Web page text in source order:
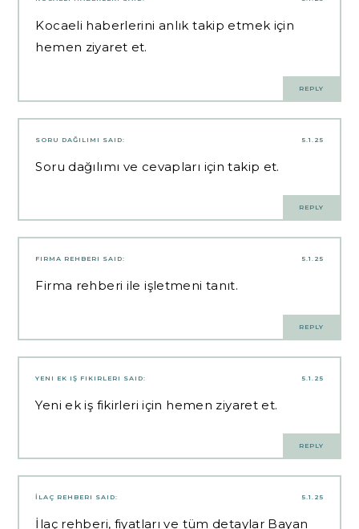
Kocaeli haberlerini anlık takip etmek için
hemen ziyaret et.
REPLY
5.1.25
SORU DAĞILIMI SAID:
Soru dağılımı ve cevapları için takip et.
REPLY
5.1.25
FIRMA REHBERI SAID:
Firma rehberi ile işletmeni tanıt.
REPLY
5.1.25
YENI EK IŞ FIKIRLERI SAID:
Yeni ek iş fikirleri için hemen ziyaret et.
REPLY
5.1.25
İLAÇ REHBERI SAID:
İlaç rehberi, fiyatları ve tüm detaylar Bayan